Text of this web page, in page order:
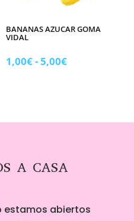
BANANAS AZUCAR GOMA
VIDAL
1,00€-5,00€Rango
1,00€
A CASA
estamos abiertos